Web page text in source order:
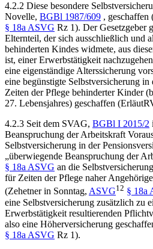
4.2.2 Diese besondere
Novelle, BGBl 1987/609 , geschaffen
§ 18a ASVG Rz 1). Der Gesetzgeber
Elternteil, der sich ausschließlich und
behinderten Kindes widmete, aus
ist, einer Erwerbstätigkeit
eine eigenständige Alterssicherung
eine begünstigte Selbstversicherung
Zeiten der Pflege behinderter Kinder
27. Lebensjahres) geschaffen
4.2.3 Seit dem SVAG, BGBl I 2015/2
Beanspruchung der Arbeitskraft
Selbstversicherung in der
„überwiegende Beanspruchung der
§ 18a ASVG an die
für Zeiten der Pflege naher
(Zehetnerin Sonntag, ASVG12 § 18a
eine Selbstversicherung zusätzlich zu
Erwerbstätigkeit resultierenden
also eine Höherversicherung
§ 18a ASVG Rz 1).